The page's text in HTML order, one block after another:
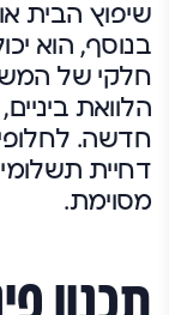
שיפוץ הבית
בנוסף, הוא
חלקי של
הלוואת
חדשה.
דחיית
מסוימת.